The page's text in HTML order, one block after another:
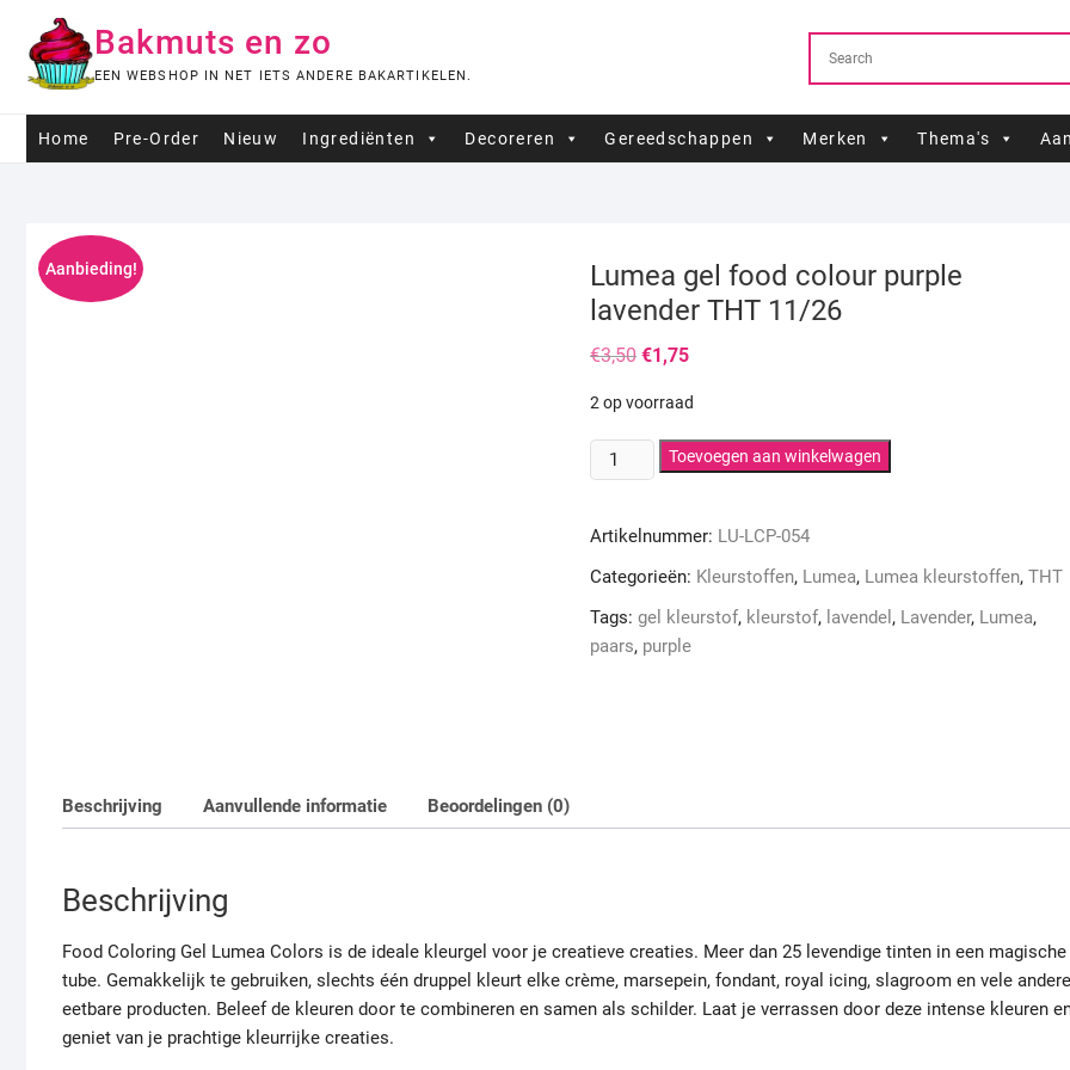
naar
Bakmuts en zo
EEN WEBSHOP IN NET IETS ANDERE BAKARTIKELEN.
Home Pre-Order Nieuw Ingrediënten Decoreren Gereedschappen Merken Thema's
Aanbieding!
Lumea gel food colour purple
lavender THT 11/26
€3,50 Oorspronkelijke
prijs
€3,50.
€1,75Huidige
€1,75.
2 op voorraad
Lumea
gel
colour
purple
THT
11/26
Toevoegen aan winkelwagen
Artikelnummer: LU-LCP-054
Categorieën: Kleurstoffen, Lumea, Lumea kleurstoffen, THT
Tags: gel kleurstof, kleurstof, lavendel , Lavender, Lumea,
paars, purple
Beschrijving Aanvullende informatie Beoordelingen (0)
Beschrijving
Food Coloring Gel Lumea Colors is de ideale kleurgel voor je creatieve creaties. Meer dan 25 levendige tinten in een magische
tube. Gemakkelijk te gebruiken, slechts één druppel kleurt elke crème, marsepein, fondant, royal icing, slagroom en vele andere
eetbare producten. Beleef de kleuren door te combineren en samen als schilder. Laat je verrassen door deze intense kleuren
geniet van je prachtige kleurrijke creaties.